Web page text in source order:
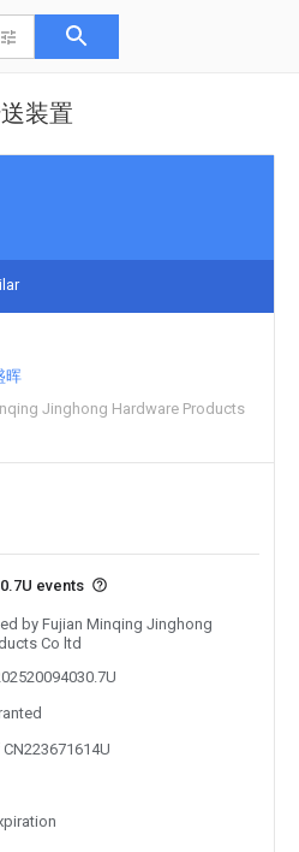
装置
晖
Jinghong Hardware Products
events
by Fujian Minqing Jinghong
Co ltd